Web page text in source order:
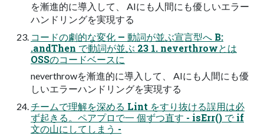
を漸進的に導入して、 AIにも人間にも優しいエラー
ハンドリングを実現する
コードの劇的な変化 — 動詞が並ぶ宣言型へ B:
.andThen で動詞が並ぶ 23 1. neverthrowとは
OSSのコードベースに
neverthrowを漸進的に導入して、 AIにも人間にも優
しいエラーハンドリングを実現する
チームで理解を深める Lint をすり抜ける誤用は必
ず起きる。ペアプロで一 個ずつ直す - isErr() で if
文の山にしてしまう -